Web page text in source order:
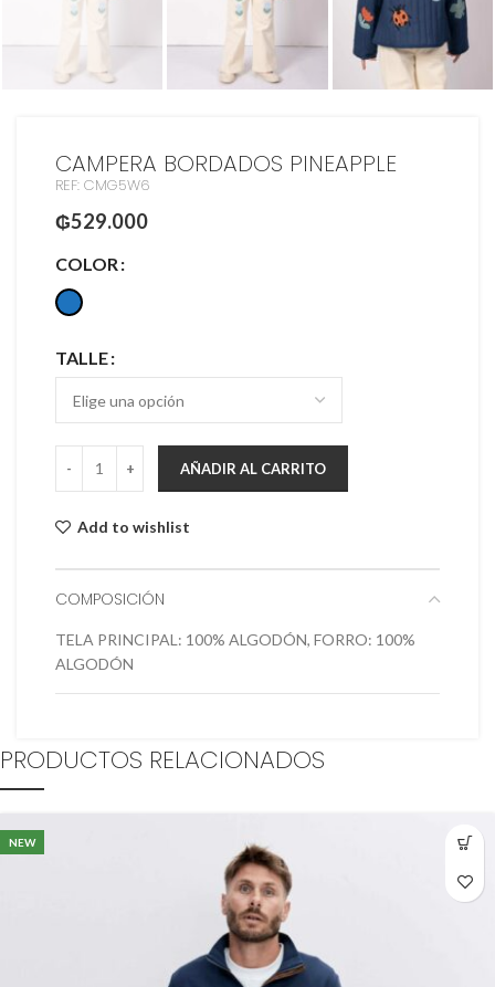
CAMPERA BORDADOS PINEAPPLE
REF: CMG5W6
₲529.000
COLOR
TALLE
AÑADIR AL CARRITO
Add to wishlist
COMPOSICIÓN
TELA PRINCIPAL: 100% ALGODÓN, FORRO: 100%
ALGODÓN
PRODUCTOS RELACIONADOS
NEW